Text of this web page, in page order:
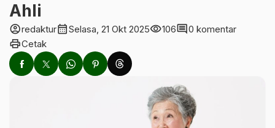
Ahli
account_circleredakturcalendar_monthSelasa, 21 Okt 2025visibility106comment0 komentar
printCetak